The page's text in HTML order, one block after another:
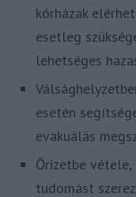
kórházak
esetleg
lehetséges
esetén
evakuálás
Őrizetbe
tudomást